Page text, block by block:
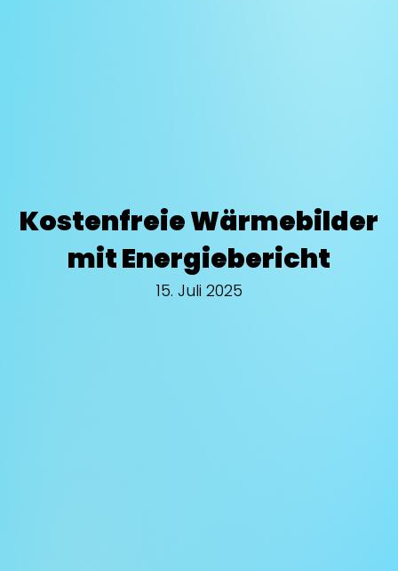
Kostenfreie Wärmebilder
mit Energiebericht
15. Juli 2025